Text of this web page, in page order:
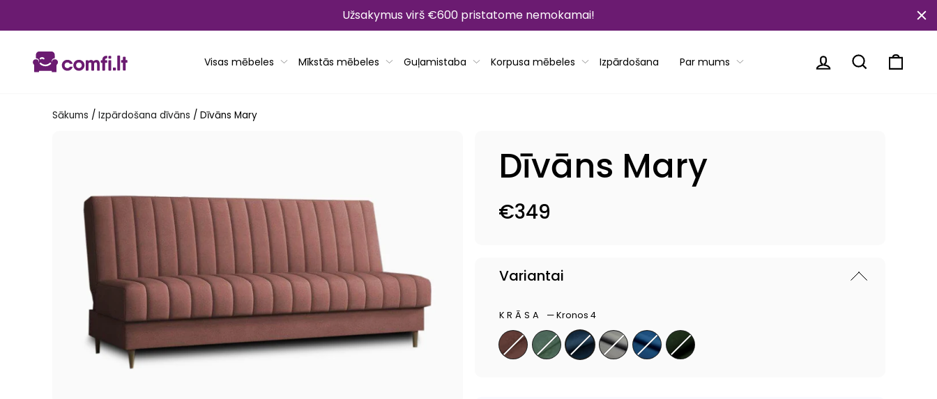
Užsakymus virš €600 pristatome nemokamai!
Visas mēbeles Mīkstās mēbeles Guļamistaba Korpusa mēbeles Izpārdošana Par mums PiesakietiesMeklēt
Sākums / Izpārdošana dīvāns / Dīvāns Mary
Dīvāns Mary
€349
Variantai
KRĀSA —Kronos 4